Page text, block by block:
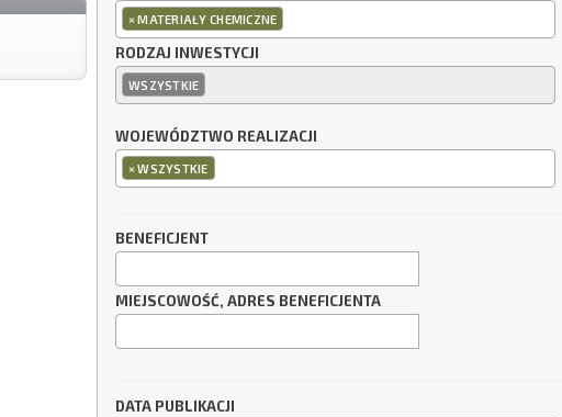
×MATERIAŁY CHEMICZNE
RODZAJ INWESTYCJI
WSZYSTKIE
WOJEWÓDZTWO REALIZACJI
×WSZYSTKIE
BENEFICJENT
MIEJSCOWOŚĆ, ADRES BENEFICJENTA
DATA PUBLIKACJI